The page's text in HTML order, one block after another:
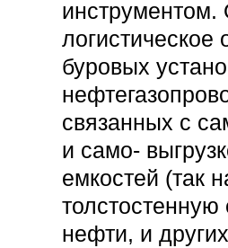
инструментом.
буровых
связанных с
и само-
емкостей (так
толстостенную
нефти, и